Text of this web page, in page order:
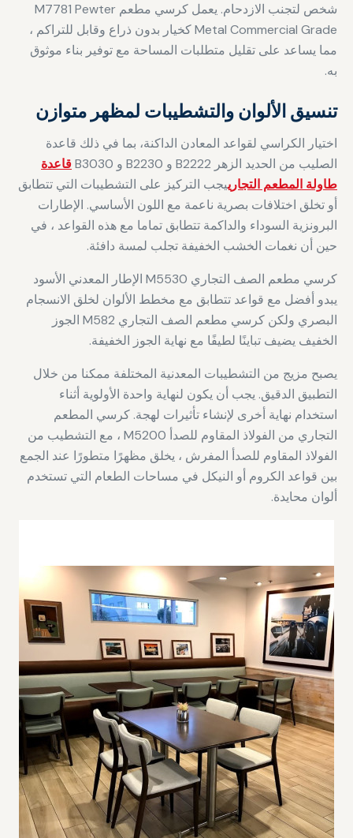
شخص لتجنب الازدحام. يعمل كرسي مطعم M7781 Pewter
Metal Commercial Grade كخيار بدون ذراع وقابل للتراكم ،
مما يساعد على تقليل متطلبات المساحة مع توفير بناء موثوق
به.
تنسيق الألوان والتشطيبات لمظهر متوازن
اختيار الكراسي لقواعد المعادن الداكنة، بما في ذلك قاعدة
الصليب من الحديد الزهر B2222 و B2230 و B3030
قاعدة
طاولة المطعم التجارييجب التركيز على التشطيبات التي تتطابق
أو تخلق اختلافات بصرية ناعمة مع اللون الأساسي. الإطارات
البرونزية السوداء والداكمة تتطابق تماما مع هذه القواعد ، في
حين أن نغمات الخشب الخفيفة تجلب لمسة دافئة.
كرسي مطعم الصف التجاري M5530 الإطار المعدني الأسود
يبدو أفضل مع قواعد تتطابق مع مخطط الألوان لخلق الانسجام
البصري ولكن كرسي مطعم الصف التجاري M582 الجوز
الخفيف يضيف تباينًا لطيفًا مع نهاية الجوز الخفيفة.
يصبح مزيج من التشطيبات المعدنية المختلفة ممكنا من خلال
التطبيق الدقيق. يجب أن يكون لنهاية واحدة الأولوية أثناء
استخدام نهاية أخرى لإنشاء تأثيرات لهجة. كرسي المطعم
التجاري من الفولاذ المقاوم للصدأ M5200 ، مع التشطيب من
الفولاذ المقاوم للصدأ المفرش ، يخلق مظهرًا متطورًا عند الجمع
بين قواعد الكروم أو النيكل في مساحات الطعام التي تستخدم
ألوان محايدة.